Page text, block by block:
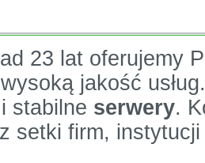
23 lat oferujemy
jakość
stabilne serwery.
setki firm,